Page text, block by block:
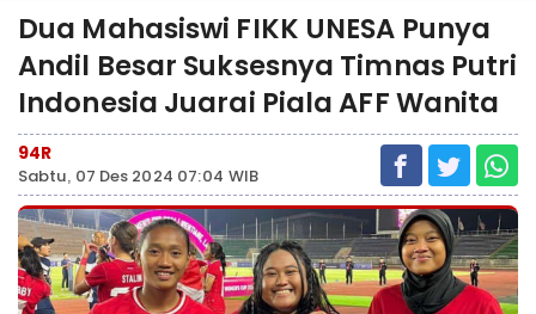
Dua Mahasiswi FIKK UNESA Punya
Andil Besar Suksesnya Timnas Putri
Indonesia Juarai Piala AFF Wanita
94R
Sabtu, 07 Des 2024 07:04 WIB